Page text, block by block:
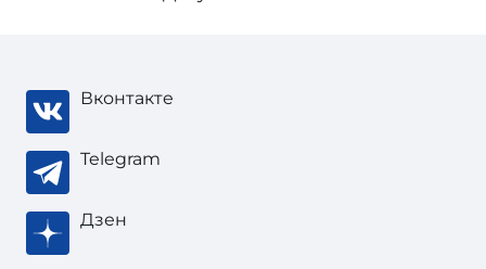
Вконтакте
Telegram
Дзен